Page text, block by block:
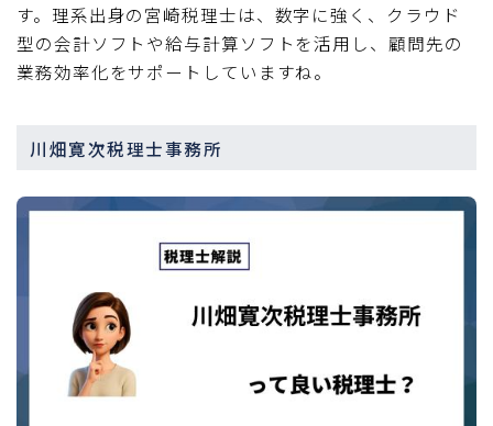
す。理系出身の宮崎税理士は、数字に強く、クラウド
型の会計ソフトや給与計算ソフトを活用し、顧問先の
業務効率化をサポートしていますね。
川畑寛次税理士事務所